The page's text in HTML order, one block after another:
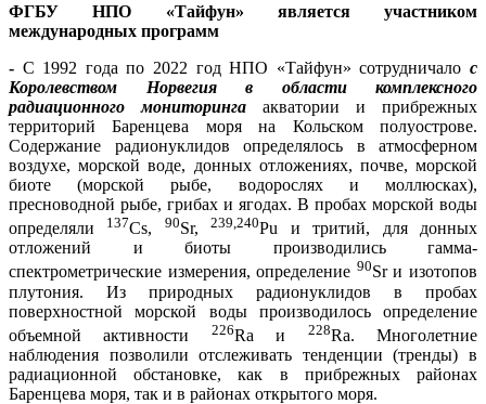
ФГБУ НПО «Тайфун» является участником
международных программ
- С 1992 года по 2022 год НПО «Тайфун» сотрудничалос
Королевством Норвегия в области комплексного
радиационного мониторинга акватории и прибрежных
территорий Баренцева моря на Кольском полуострове.
Содержание радионуклидов определялось в атмосферном
воздухе, морской воде, донных отложениях, почве, морской
биоте (морской рыбе, водорослях и моллюсках),
пресноводной рыбе, грибах и ягодах. В пробах морской воды
определяли
137Cs, 90Sr,239,240Pu и тритий, для донных
отложений и биоты производились гамма-
спектрометрические измерения, определение 90Sr и изотопов
плутония. Из природных радионуклидов в пробах
поверхностной морской воды производилось определение
объемной активности 226Ra и 228Ra. Многолетние
наблюдения позволили отслеживать тенденции (тренды) в
радиационной обстановке, как в прибрежных районах
Баренцева моря, так и в районах открытого моря.